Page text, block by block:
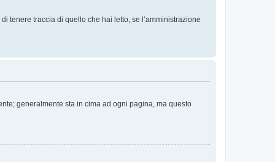
tenere traccia di quello che hai letto, se l’amministrazione
generalmente sta in cima ad ogni pagina, ma questo